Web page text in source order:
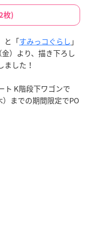
枚)
と「すみっコぐらし 」
）より、描き下ろし
した！
ト K階段下ワゴンで
までの期間限定でPO